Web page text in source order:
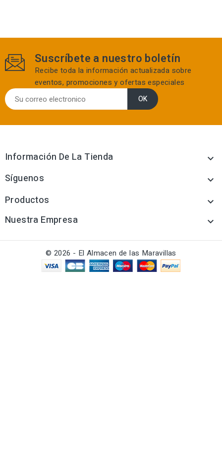
Suscríbete a nuestro boletín
Recibe toda la información actualizada sobre
eventos, promociones y ofertas especiales
Información De La Tienda 
Síguenos 
Productos 
Nuestra Empresa 
© 2026 - El Almacen de las Maravillas